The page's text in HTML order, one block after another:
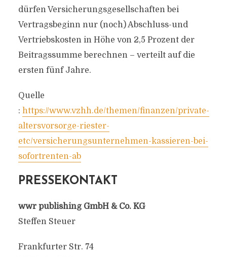
dürfen Versicherungsgesellschaften bei
Vertragsbeginn nur (noch) Abschluss-und
Vertriebskosten in Höhe von 2,5 Prozent der
Beitragssumme berechnen – verteilt auf die
ersten fünf Jahre.
Quelle
: https://www.vzhh.de/themen/finanzen/private-
altersvorsorge-riester-
etc/versicherungsunternehmen-kassieren-bei-
sofortrenten-ab
PRESSEKONTAKT
wwr publishing GmbH & Co. KG
Steffen Steuer
Frankfurter Str. 74